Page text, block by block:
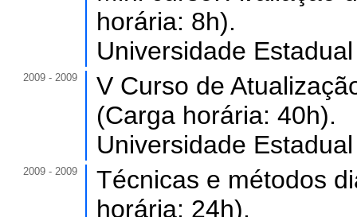
horária: 8h).
Universidade
2009 - 2009
V Curso de
(Carga horária: 40h).
Universidade
2009 - 2009
Técnicas e métodos
horária: 24h).